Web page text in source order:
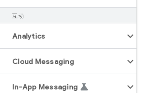
互动
Analytics
Cloud Messaging
In-App Messaging